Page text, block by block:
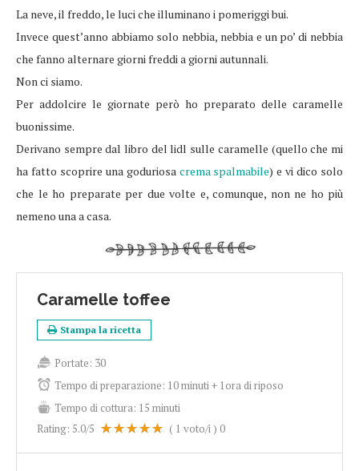
La neve, il freddo, le luci che illuminano i pomeriggi bui.
Invece quest’anno abbiamo solo nebbia, nebbia e un po’ di nebbia
che fanno alternare giorni freddi a giorni autunnali.
Non ci siamo.
Per addolcire le giornate però ho preparato delle caramelle
buonissime.
Derivano sempre dal libro del lidl sulle caramelle (quello che mi
ha fatto scoprire una goduriosa crema spalmabile) e vi dico solo
che le ho preparate per due volte e, comunque, non ne ho più
nemeno una a casa.
Caramelle toffee
Stampa la ricetta
Portate: 30
Tempo di preparazione: 10 minuti + 1ora di riposo
Tempo di cottura: 15 minuti
Rating: 5.0/5 ( 1 voto/i ) 0